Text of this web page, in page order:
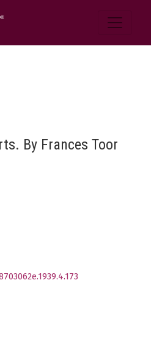
By Frances Toor